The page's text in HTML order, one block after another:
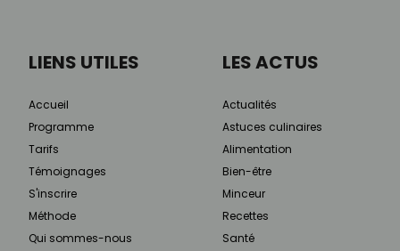
LIENS UTILES
Accueil
Programme
Tarifs
Témoignages
S'inscrire
Méthode
Qui sommes-nous
LES ACTUS
Actualités
Astuces culinaires
Alimentation
Bien-être
Minceur
Recettes
Santé